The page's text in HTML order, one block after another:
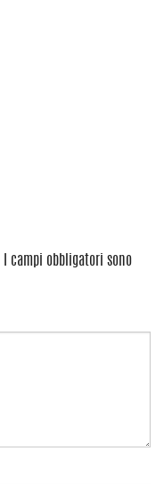
I campi obbligatori sono